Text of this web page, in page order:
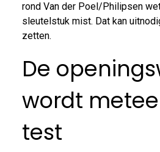
rond Van der Poel/Philipsen
sleutelstuk mist. Dat kan
zetten.
De
wordt
test